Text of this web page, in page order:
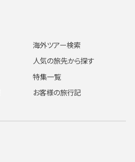
海外ツアー検索
人気の旅先から探す
特集一覧
お客様の旅行記